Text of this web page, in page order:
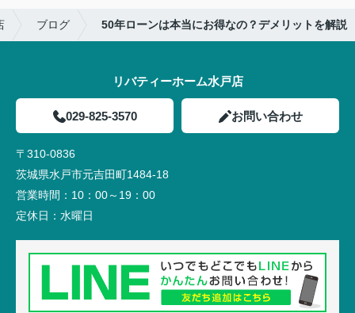
ブログ 50年ローンは本当にお得なの？デメリットを解説
リバティーホーム水戸店
029-825-3570 お問い合わせ
〒310-0836
茨城県水戸市元吉田町1484-18
営業時間： 10：00～19：00
定休日： 水曜日